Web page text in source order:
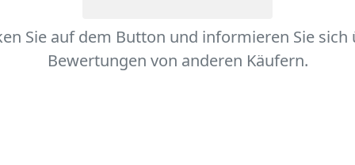
Sie auf dem Button und informieren Sie sich
Bewertungen von anderen Käufern.